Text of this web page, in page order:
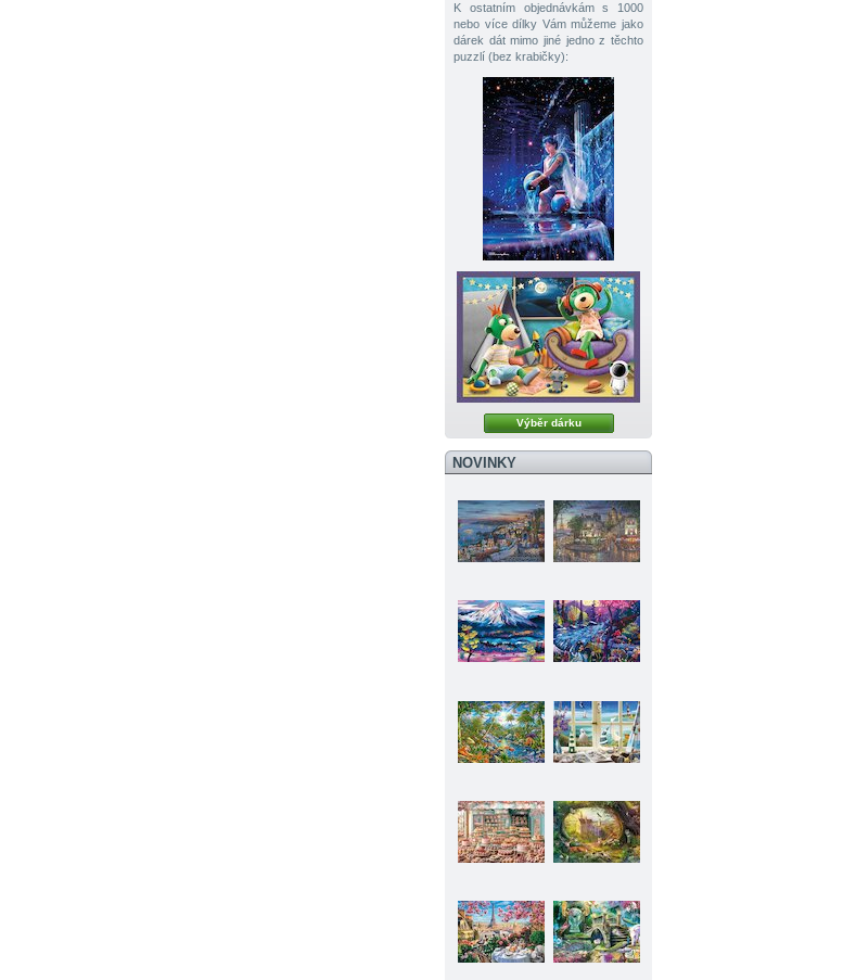
K ostatním objednávkám s 1000
nebo více dílky Vám můžeme jako
dárek dát mimo jiné jedno z těchto
puzzlí (bez krabičky):
Výběr dárku
NOVINKY